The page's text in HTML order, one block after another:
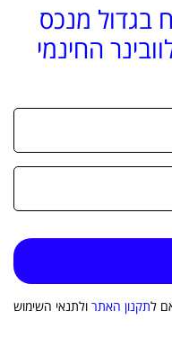
בגדול מנכס
החינמי
לתקנון האתר ולתנאי השימוש